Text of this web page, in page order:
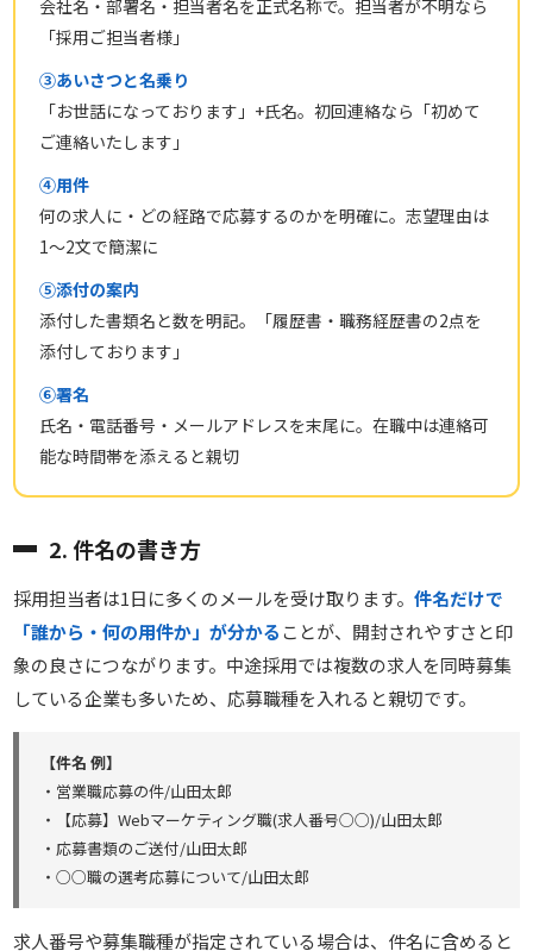
会社名・部署名・担当者名を正式名称で。担当者が不明なら
「採用ご担当者様」
③あいさつと名乗り
「お世話になっております」+氏名。初回連絡なら「初めて
ご連絡いたします」
④用件
何の求人に・どの経路で応募するのかを明確に。志望理由は
1〜2文で簡潔に
⑤添付の案内
添付した書類名と数を明記。「履歴書・職務経歴書の2点を
添付しております」
⑥署名
氏名・電話番号・メールアドレスを末尾に。在職中は連絡可
能な時間帯を添えると親切
2. 件名の書き方
採用担当者は1日に多くのメールを受け取ります。件名だけで
「誰から・何の用件か」が分かることが、開封されやすさと印
象の良さにつながります。中途採用では複数の求人を同時募集
している企業も多いため、応募職種を入れると親切です。
【件名 例】
・営業職応募の件/山田太郎
・【応募】Webマーケティング職(求人番号○○)/山田太郎
・応募書類のご送付/山田太郎
・○○職の選考応募について/山田太郎
求人番号や募集職種が指定されている場合は、件名に含めると